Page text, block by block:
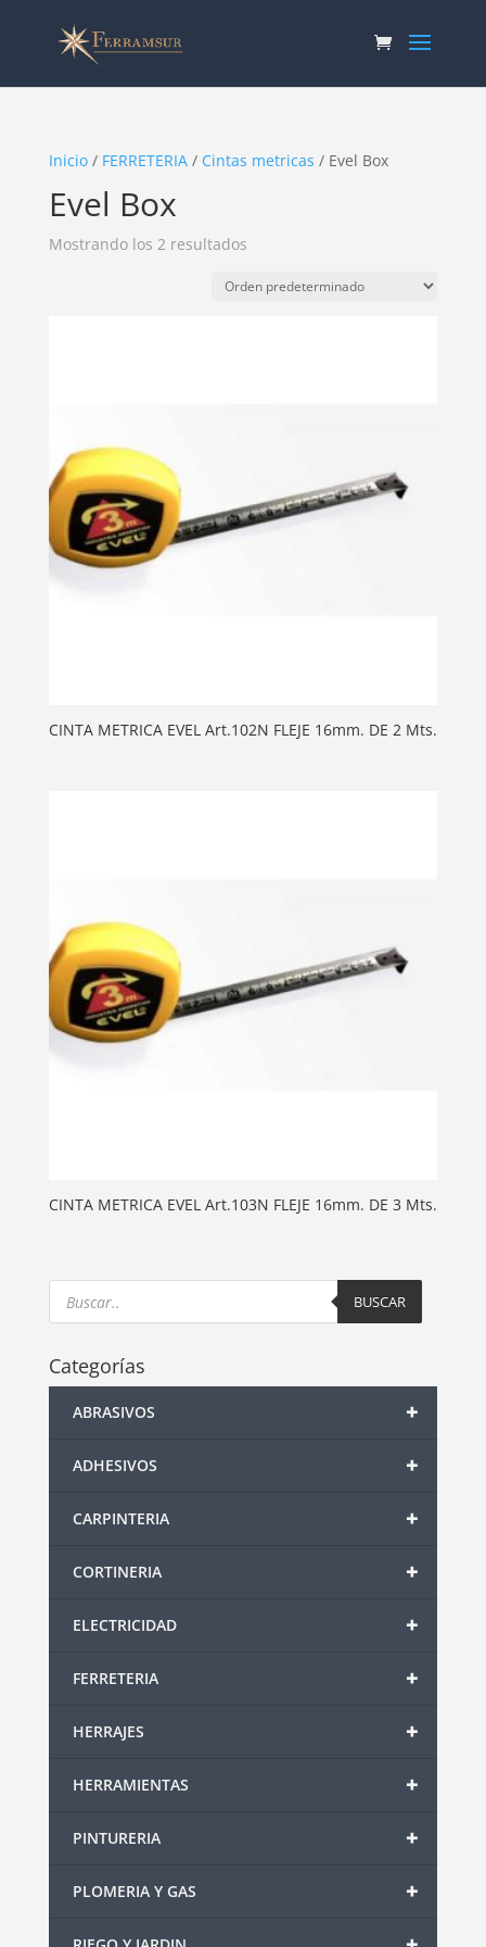
Inicio/ FERRETERIA/ Cintas metricas / Evel Box
Evel Box
Mostrando los 2 resultados
CINTA METRICA EVEL Art.102N FLEJE 16mm. DE 2 Mts.
CINTA METRICA EVEL Art.103N FLEJE 16mm. DE 3 Mts.
Products
search BUSCAR
Categorías
+
ABRASIVOS
+
ADHESIVOS
+
CARPINTERIA
+
CORTINERIA
+
ELECTRICIDAD
+
FERRETERIA
+
HERRAJES
+
HERRAMIENTAS
+
PINTURERIA
+
PLOMERIA Y GAS